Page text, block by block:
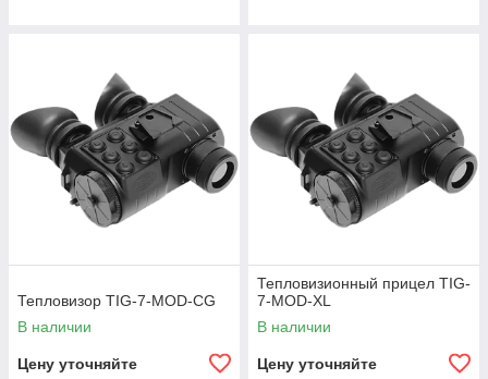
Тепловизор TIG-7-MOD-CG
В наличии
Цену уточняйте
Тепловизионный прицел TIG-
7-MOD-XL
В наличии
Цену уточняйте